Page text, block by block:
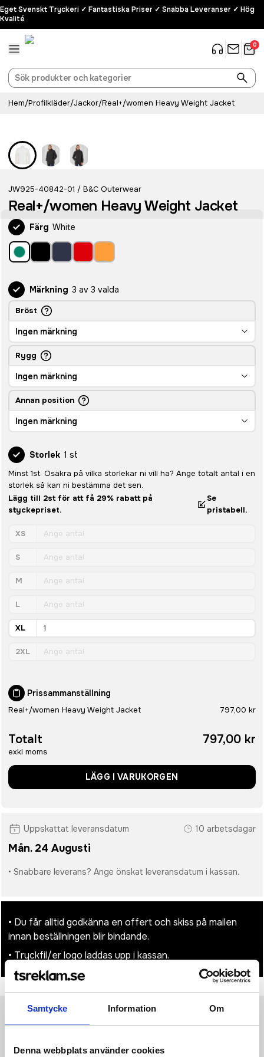
Samtycke Information Om
Denna webbplats använder cookies
Eget Svenskt Tryckeri ✓ Fantastiska Priser ✓ Snabba Leveranser ✓ Hög
Kvalité
0
Hem/Profilkläder/Jackor/Real+/women Heavy Weight Jacket
JW925-40842-01 / B&C Outerwear
Real+/women Heavy Weight Jacket
Färg White
Märkning 3 av 3 valda
Bröst
Ingen märkning
Rygg
Ingen märkning
Annan position
Ingen märkning
Storlek 1 st
Minst 1st. Osäkra på vilka storlekar ni vill ha? Ange totalt antal i en
storlek så kan ni bestämma det sen.
Lägg till 2st för att få 29% rabatt på
styckepriset.
Se
pristabell.
XS
S
M
L
XL
2XL
Prissammanställning
Real+/women Heavy Weight Jacket 797,00 kr
Totalt
exkl moms
797,00 kr
LÄGG I VARUKORGEN
Uppskattat leveransdatum 10 arbetsdagar
Mån. 24 Augusti
• Snabbare leverans? Ange önskat leveransdatum i kassan.
• Du får alltid godkänna en offert och skiss på mailen
innan beställningen blir bindande.
• Tryckfil/er logo laddas upp i kassan.
ProduktinformationSpecifikationerPristabellRecensioner (954st)